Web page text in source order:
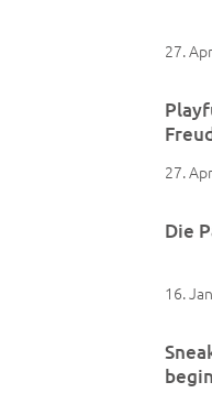
27.
27.
Die
16.